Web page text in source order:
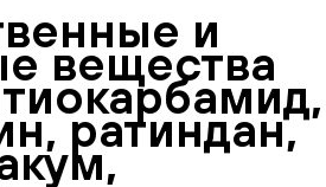
и
вещества
ратиндан,